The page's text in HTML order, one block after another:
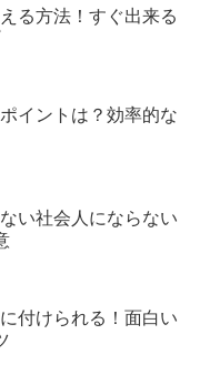
る方法！すぐ出来る
イントは？効率的な
い社会人にならない
付けられる！面白い